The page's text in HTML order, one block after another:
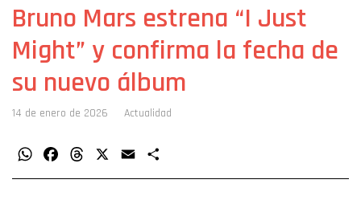
Bruno Mars estrena “I Just
Might” y confirma la fecha de
su nuevo álbum
14 de enero de 2026 Actualidad
WhatsAppFacebookThreads Email